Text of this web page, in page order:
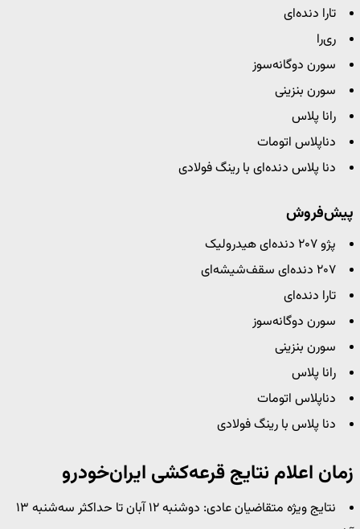
تارا دنده‌ای
ری‌را
سورن دوگانه‌سوز
سورن بنزینی
رانا پلاس
دناپلاس اتومات
دنا پلاس دنده‌ای با رینگ فولادی
پیش‌فروش
پژو ۲۰۷ دنده‌ای هیدرولیک
۲۰۷ دنده‌ای سقف‌شیشه‌ای
تارا دنده‌ای
سورن دوگانه‌سوز
سورن بنزینی
رانا پلاس
دناپلاس اتومات
دنا پلاس با رینگ فولادی
زمان اعلام نتایجقرعه‌کشی ایران‌خودرو
نتایج ویژه متقاضیان عادی: دوشنبه ۱۲ آبان تا حداکثر سه‌شنبه ۱۳